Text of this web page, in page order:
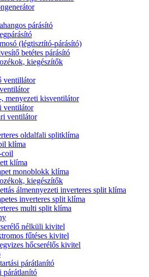
párásító
(légtisztító-párásító)
betétes párásító
kiegészítők
ventillátor
menyezeti kisventilátor
ventilátor
ventilátor
oldalfali splitklíma
klíma
coil
klíma
monoblokk klíma
kiegészítők
álmennyezeti inverteres split klíma
inverteres split klíma
multi split klíma
nélküli kivitel
fűtéses kivitel
hőcserélős kivitel
párátlanító
párátlanító